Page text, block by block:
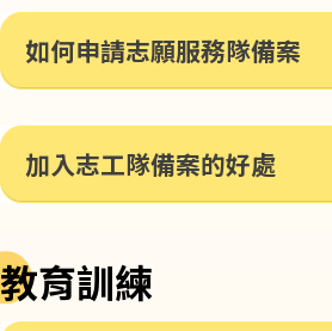
如何申請志願服務隊備案
加入志工隊備案的好處
教育訓練